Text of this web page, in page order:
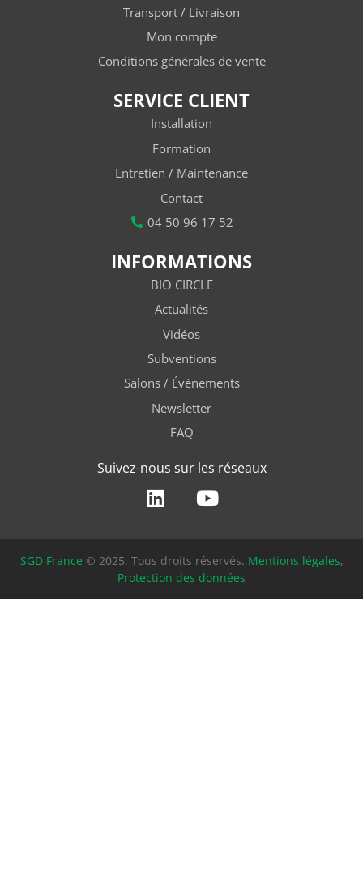
Transport / Livraison
Mon compte
Conditions générales de vente
SERVICE CLIENT
Installation
Formation
Entretien / Maintenance
Contact
04 50 96 17 52
INFORMATIONS
BIO CIRCLE
Actualités
Vidéos
Subventions
Salons / Évènements
Newsletter
FAQ
Suivez-nous sur les réseaux
SGD France © 2025. Tous droits réservés. Mentions légales,
Protection des données